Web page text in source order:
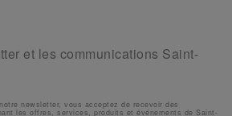
et les communications Saint-
newsletter, vous acceptez de recevoir des
les offres, services, produits et événements de Saint-